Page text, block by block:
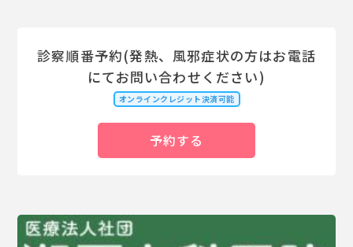
診察順番予約(発熱、風邪症状の方はお電話
にてお問い合わせください)
オンラインクレジット決済可能
予約する